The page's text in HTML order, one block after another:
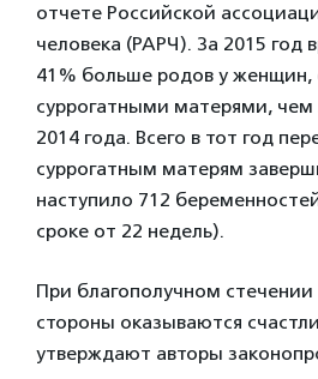
отчете Российской
человека (РАРЧ). За 2015 год
41% больше родов у женщин,
суррогатными матерями,
2014 года. Всего в тот год
суррогатным матерям
наступило 712
сроке от 22 недель).
При благополучном стечении
стороны оказываются
утверждают авторы